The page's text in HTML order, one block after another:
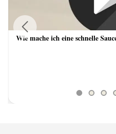
Wie mache ich eine schnelle
Previous